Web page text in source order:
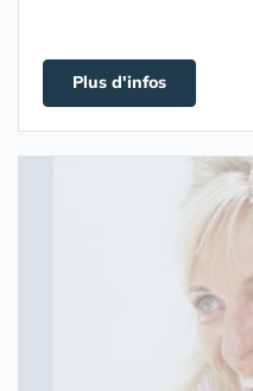
Plus d'infos